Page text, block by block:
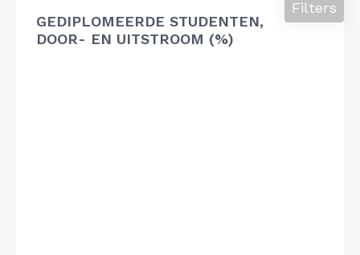
GEDIPLOMEERDE STUDENTEN,
DOOR- EN UITSTROOM (%)
Filters